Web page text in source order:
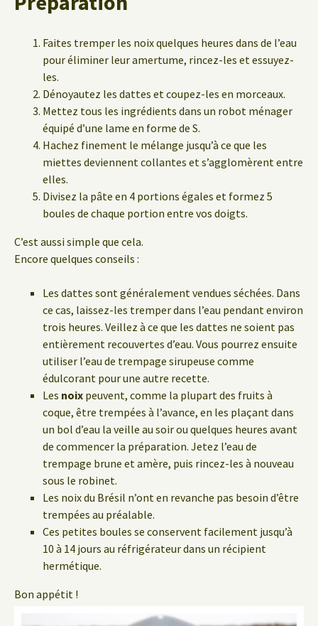
Faites tremper les noix quelques heures dans de l’eau
pour éliminer leur amertume, rincez-les et essuyez-
les.
Dénoyautez les dattes et coupez-les en morceaux.
Mettez tous les ingrédients dans un robot ménager
équipé d’une lame en forme de S.
Hachez finement le mélange jusqu’à ce que les
miettes deviennent collantes et s’agglomèrent entre
elles.
Divisez la pâte en 4 portions égales et formez 5
boules de chaque portion entre vos doigts.
C’est aussi simple que cela.
Encore quelques conseils :
Les dattes sont généralement vendues séchées. Dans
ce cas, laissez-les tremper dans l’eau pendant environ
trois heures. Veillez à ce que les dattes ne soient pas
entièrement recouvertes d’eau. Vous pourrez ensuite
utiliser l’eau de trempage sirupeuse comme
édulcorant pour une autre recette.
Les noix peuvent, comme la plupart des fruits à
coque, être trempées à l’avance, en les plaçant dans
un bol d’eau la veille au soir ou quelques heures avant
de commencer la préparation. Jetez l’eau de
trempage brune et amère, puis rincez-les à nouveau
sous le robinet.
Les noix du Brésil n’ont en revanche pas besoin d’être
trempées au préalable.
Ces petites boules se conservent facilement jusqu’à
10 à 14 jours au réfrigérateur dans un récipient
hermétique.
Bon appétit !